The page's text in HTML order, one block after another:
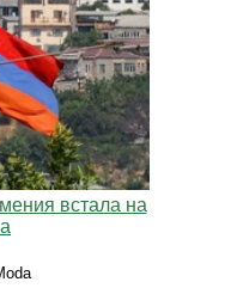
встала на